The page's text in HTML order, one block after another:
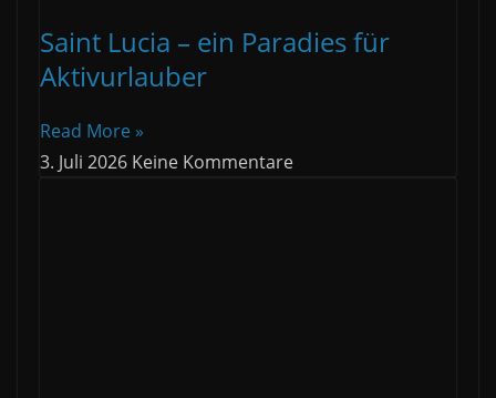
Saint Lucia – ein Paradies für
Aktivurlauber
Read More »
3. Juli 2026 Keine Kommentare